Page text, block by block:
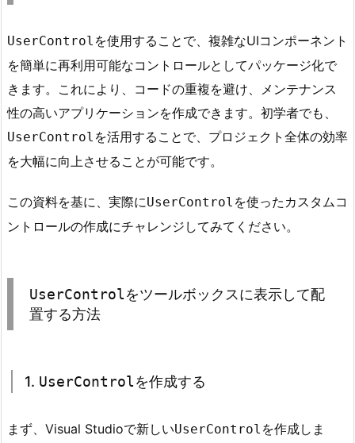
使
方
法
4.
4.
ま
め
5.
e
r
o
UserControl を使用することで、複雑なUIコンポーネント
を簡単に再利用可能なコントロールとしてパッケージ化で
きます。これにより、コードの重複を避け、メンテナンス
性の高いアプリケーションを作成できます。初学者でも、
UserControl を活用することで、プロジェクト全体の効率
を大幅に向上させることが可能です。
この資料を基に、実際にUserControl を使ったカスタムコ
ントロールの作成にチャレンジしてみてください。
UserControlをツールボックスに表示して配
置する方法
1. UserControlを作成する
まず、Visual Studioで新しいUserControl を作成しま